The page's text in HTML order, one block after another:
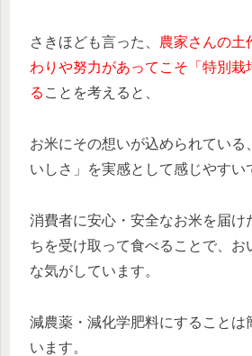
さきほども言った、 農家さんの土
わりや努力があってこそ「特別栽
る ことを考えると、
お米にその想いが込められている
いしさ」を実感として感じやすい
消費者に安心・安全なお米を届け
ちを受け取って食べることで、お
な気がしています。
減農薬・減化学肥料にすることは
います。